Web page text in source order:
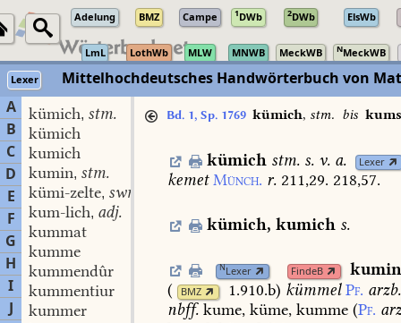
Adelung BMZ Campe 1DWb 2DWb ElsWb
LmL LothWb MLW MNWB MeckWB NMeckWB
Lexer
Mittelhochdeutsches Handwörterbuch von
A
B
C
D
E
F
G
H
I
J
kümich, stm.
kümich
kumich
kumin, stm.
kümi-zelte, swm.
kum-lich, adj.
kummat
kumme
kummendûr
kummentiur
kummer
Bd. 1, Sp. 1769 kümich, stm. bis
kümich stm. s.v.a. Lexer
kemet Münch. r. 211,29. 218,57.
kümich, kumich s.
NLexer FindeB
(
BMZ 1.910.b) kümmel Pf. arzb.
nbff. kume, küme, kumme (Pf.